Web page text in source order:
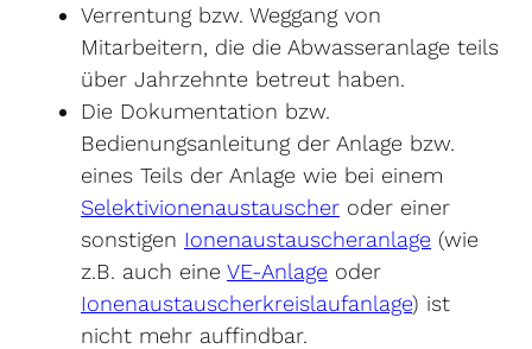
Verrentung bzw. Weggang von
Mitarbeitern, die die Abwasseranlage teils
über Jahrzehnte betreut haben.
Die Dokumentation bzw.
Bedienungsanleitung der Anlage bzw.
eines Teils der Anlage wie bei einem
Selektivionenaustauscher oder einer
sonstigen Ionenaustauscheranlage (wie
z.B. auch eine VE-Anlage oder
Ionenaustauscherkreislaufanlage) ist
nicht mehr auffindbar.